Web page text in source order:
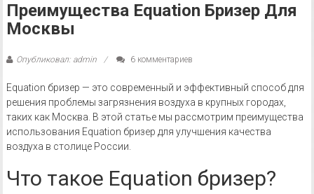
Преимущества Equation Бризер Для
Москвы
Опубликовал: admin 6 комментариев
Equation бризер — это современный и эффективный способ для
решения проблемы загрязнения воздуха в крупных городах,
таких как Москва. В этой статье мы рассмотрим преимущества
использования Equation бризер для улучшения качества
воздуха в столице России.
Что такое Equation бризер?